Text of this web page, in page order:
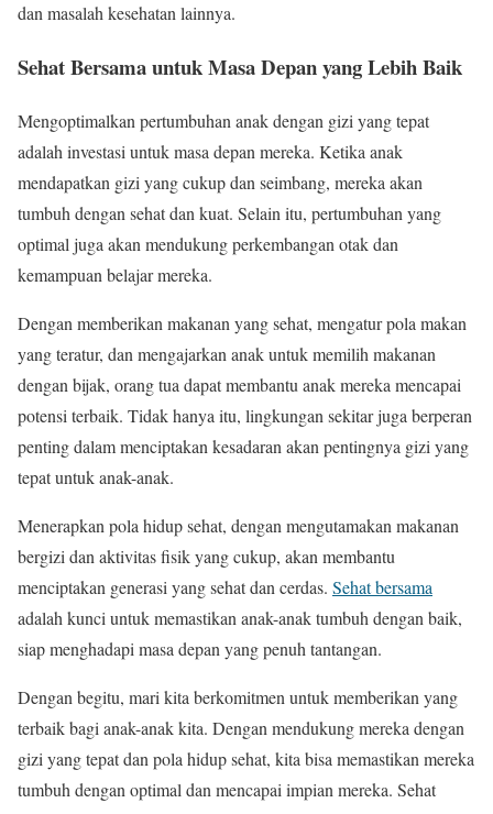
dan masalah kesehatan lainnya.
Sehat Bersama untuk Masa Depan yang Lebih Baik
Mengoptimalkan pertumbuhan anak dengan gizi yang tepat
adalah investasi untuk masa depan mereka. Ketika anak
mendapatkan gizi yang cukup dan seimbang, mereka akan
tumbuh dengan sehat dan kuat. Selain itu, pertumbuhan yang
optimal juga akan mendukung perkembangan otak dan
kemampuan belajar mereka.
Dengan memberikan makanan yang sehat, mengatur pola makan
yang teratur, dan mengajarkan anak untuk memilih makanan
dengan bijak, orang tua dapat membantu anak mereka mencapai
potensi terbaik. Tidak hanya itu, lingkungan sekitar juga berperan
penting dalam menciptakan kesadaran akan pentingnya gizi yang
tepat untuk anak-anak.
Menerapkan pola hidup sehat, dengan mengutamakan makanan
bergizi dan aktivitas fisik yang cukup, akan membantu
menciptakan generasi yang sehat dan cerdas. Sehat bersama
adalah kunci untuk memastikan anak-anak tumbuh dengan baik,
siap menghadapi masa depan yang penuh tantangan.
Dengan begitu, mari kita berkomitmen untuk memberikan yang
terbaik bagi anak-anak kita. Dengan mendukung mereka dengan
gizi yang tepat dan pola hidup sehat, kita bisa memastikan mereka
tumbuh dengan optimal dan mencapai impian mereka. Sehat